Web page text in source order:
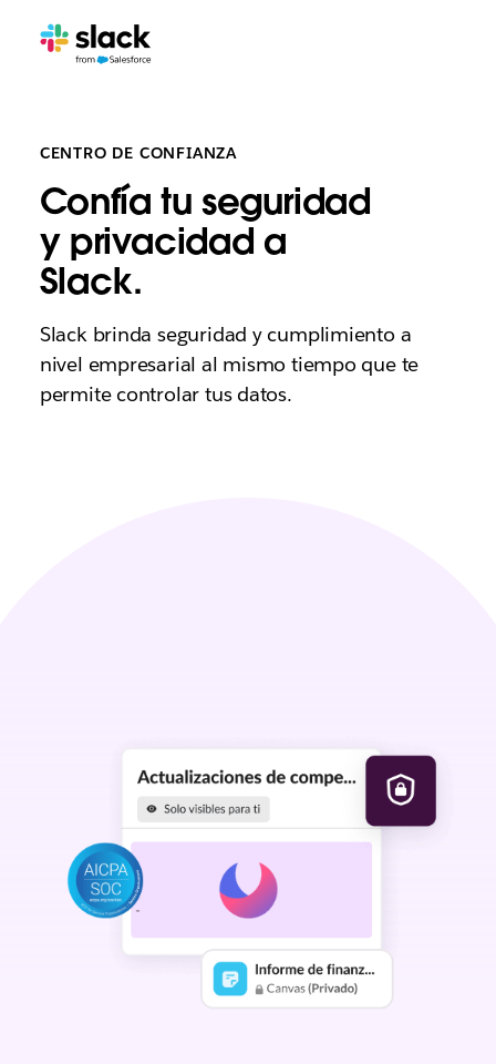
CENTRO DE CONFIANZA
Confía tu seguridad
y privacidad a
Slack.
Slack brinda seguridad y cumplimiento a
nivel empresarial al mismo tiempo que te
permite controlar tus datos.